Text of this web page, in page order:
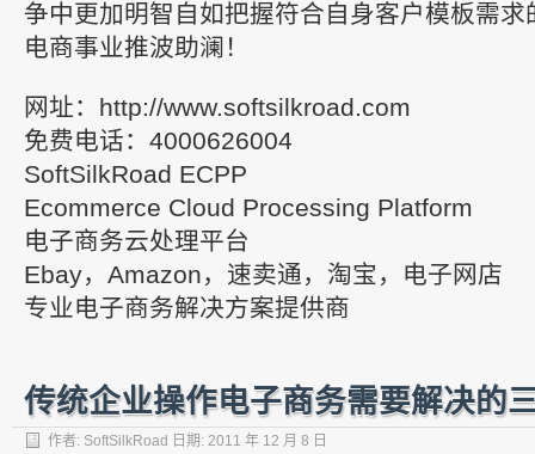
争中更加明智自如把握符合自身客户模板需
电商事业推波助澜！
网址：http://www.softsilkroad.com
免费电话：4000626004
SoftSilkRoad ECPP
Ecommerce Cloud Processing Platform
电子商务云处理平台
Ebay，Amazon，速卖通，淘宝，电子网店
专业电子商务解决方案提供商
传统企业操作电子商务需要解决的
作者: SoftSilkRoad 日期: 2011 年 12 月 8 日